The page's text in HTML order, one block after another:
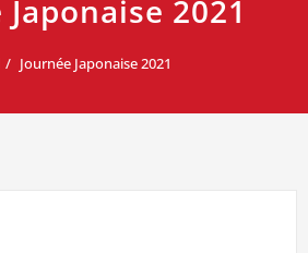
2021
Journée Japonaise 2021